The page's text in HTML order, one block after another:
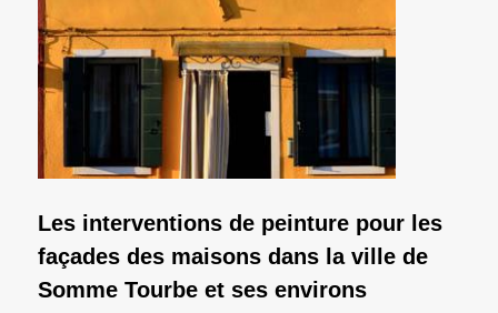
Les interventions de peinture pour les
façades des maisons dans la ville de
Somme Tourbe et ses environs